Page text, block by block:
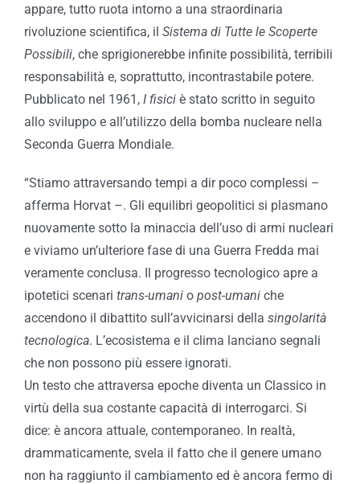
appare, tutto ruota intorno a una straordinaria
rivoluzione scientifica, il Sistema di Tutte le Scoperte
Possibili, che sprigionerebbe infinite possibilità, terribili
responsabilità e, soprattutto, incontrastabile potere.
Pubblicato nel 1961, I fisici è stato scritto in seguito
allo sviluppo e all’utilizzo della bomba nucleare nella
Seconda Guerra Mondiale.
“Stiamo attraversando tempi a dir poco complessi –
afferma Horvat –. Gli equilibri geopolitici si plasmano
nuovamente sotto la minaccia dell’uso di armi nucleari
e viviamo un’ulteriore fase di una Guerra Fredda mai
veramente conclusa. Il progresso tecnologico apre a
ipotetici scenari trans-umani o post-umani che
accendono il dibattito sull’avvicinarsi della singolarità
tecnologica. L’ecosistema e il clima lanciano segnali
che non possono più essere ignorati.
Un testo che attraversa epoche diventa un Classico in
virtù della sua costante capacità di interrogarci. Si
dice: è ancora attuale, contemporaneo. In realtà,
drammaticamente, svela il fatto che il genere umano
non ha raggiunto il cambiamento ed è ancora fermo di